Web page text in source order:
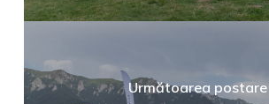
Următoarea postare